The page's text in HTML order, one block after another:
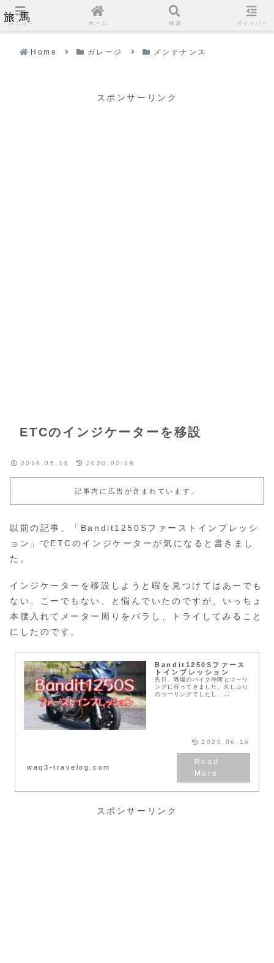
旅馬
Home ガレージ メンテナンス
ETCのインジケーターを移設
スポンサーリンク
2019.05.16 2020.02.16
記事内に広告が含まれています。
以前の記事、「Bandit1250Sファーストインプレッシ
ョン」でETCのインジケーターが気になると書きまし
た。
インジケーターを移設しようと暇を見つけてはあーでも
ない、こーでもない、と悩んでいたのですが、いっちょ
本腰入れてメーター周りをバラし、トライしてみること
にしたのです。
Bandit1250Sファース
トインプレッション
先日、職場のバイク仲間とツーリ
ングに行ってきました。久しぶり
のツーリングでしたし、
GPZ1100です。
waq3-travelog.com
2020.06.16
スポンサーリンク
メニュー ホーム 検索 サイドバー